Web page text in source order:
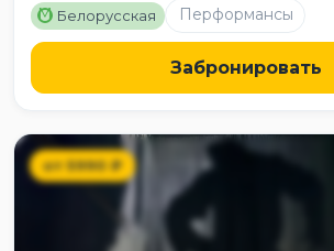
M Белорусская Перформансы
Забронировать
от5990₽